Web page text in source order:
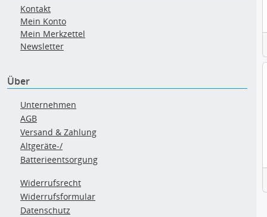
Kontakt
Mein Konto
Mein Merkzettel
Newsletter
Über
Unternehmen
AGB
Versand & Zahlung
Altgeräte-/
Batterieentsorgung
Widerrufsrecht
Widerrufsformular
Datenschutz